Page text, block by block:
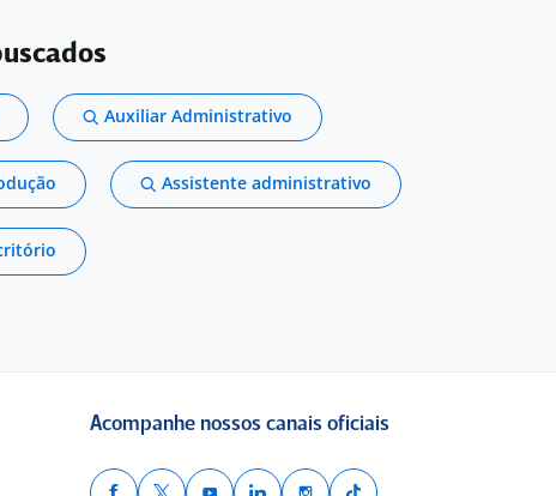
Auxiliar Administrativo
Assistente administrativo
Acompanhe nossos canais oficiais